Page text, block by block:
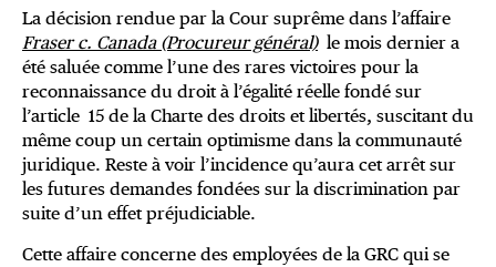
La décision rendue par la Cour suprême dans l’affaire
Fraser c. Canada (Procureur général)le mois dernier a
été saluée comme l’une des rares victoires pour la
reconnaissance du droit à l’égalité réelle fondé sur
l’article 15 de la Charte des droits et libertés, suscitant du
même coup un certain optimisme dans la communauté
juridique. Reste à voir l’incidence qu’aura cet arrêt sur
les futures demandes fondées sur la discrimination par
suite d’un effet préjudiciable.
Cette affaire concerne des employées de la GRC qui se